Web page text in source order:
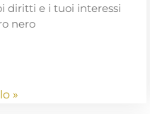
diritti e i tuoi interessi
nero
»